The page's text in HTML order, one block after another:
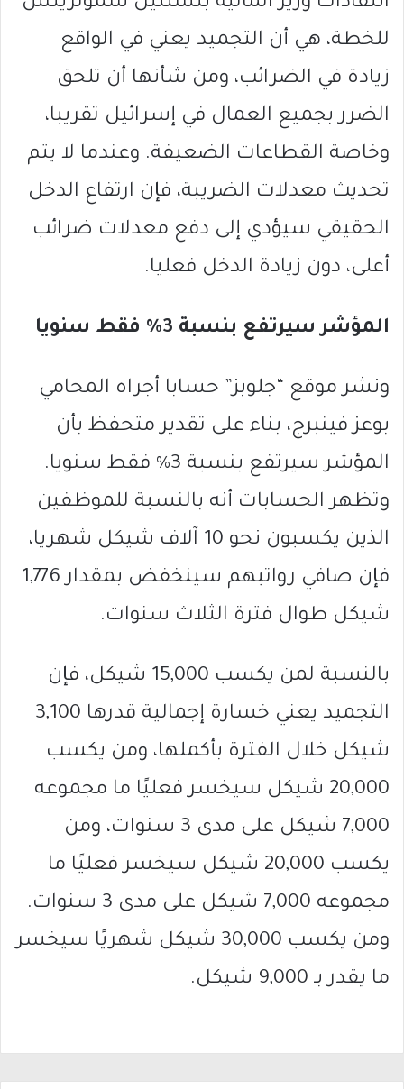
للخطة، هي أن التجميد يعني في الواقع
زيادة في الضرائب، ومن شأنها أن تلحق
الضرر بجميع العمال في إسرائيل تقريبا،
وخاصة القطاعات الضعيفة. وعندما لا يتم
تحديث معدلات الضريبة، فإن ارتفاع الدخل
الحقيقي سيؤدي إلى دفع معدلات ضرائب
أعلى، دون زيادة الدخل فعليا.
المؤشر سيرتفع بنسبة 3% فقط سنويا
ونشر موقع “جلوبز” حسابا أجراه المحامي
بوعز فينبرج، بناء على تقدير متحفظ بأن
المؤشر سيرتفع بنسبة 3% فقط سنويا.
وتظهر الحسابات أنه بالنسبة للموظفين
الذين يكسبون نحو 10 آلاف شيكل شهريا،
فإن صافي رواتبهم سينخفض بمقدار 1,776
شيكل طوال فترة الثلاث سنوات.
بالنسبة لمن يكسب 15,000 شيكل، فإن
التجميد يعني خسارة إجمالية قدرها 3,100
شيكل خلال الفترة بأكملها، ومن يكسب
20,000 شيكل سيخسر فعليًا ما مجموعه
7,000 شيكل على مدى 3 سنوات، ومن
يكسب 20,000 شيكل سيخسر فعليًا ما
مجموعه 7,000 شيكل على مدى 3 سنوات.
ومن يكسب 30,000 شيكل شهريًا سيخسر
ما يقدر بـ 9,000 شيكل.